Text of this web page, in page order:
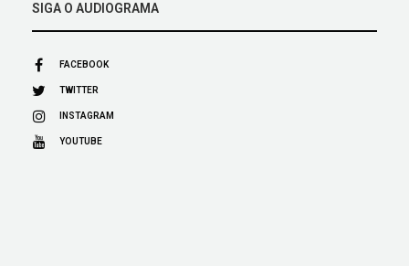
SIGA O AUDIOGRAMA
FACEBOOK
TWITTER
INSTAGRAM
YOUTUBE